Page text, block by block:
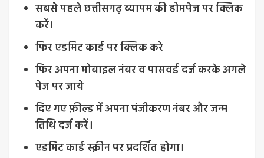
सबसे पहले छत्तीसगढ़ व्यापम की होमपेज पर क्लिक
करें।
फिर एडमिट कार्ड पर क्लिक करे
फिर अपना मोबाइल नंबर व पासवर्ड दर्ज करके अगले
पेज पर जाये
दिए गए फ़ील्ड में अपना पंजीकरण नंबर और जन्म
तिथि दर्ज करें।
एडमिट कार्ड स्क्रीन पर प्रदर्शित होगा।